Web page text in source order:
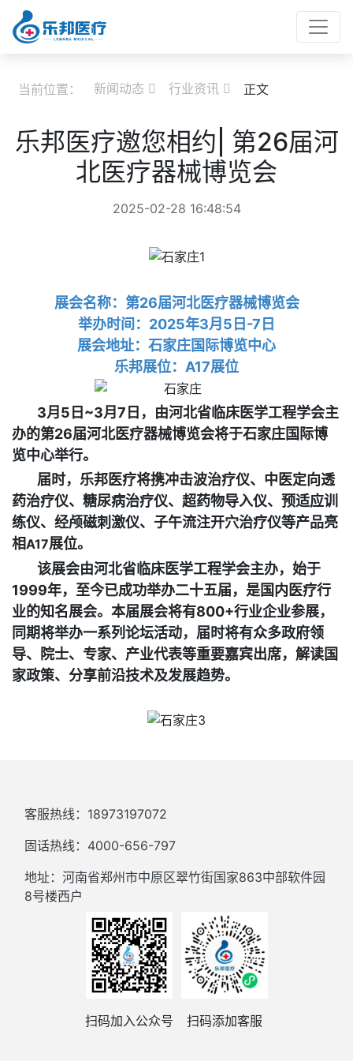
当前位置： 新闻动态  行业资讯  正文
乐邦医疗邀您相约| 第26届河
北医疗器械博览会
2025-02-28 16:48:54
展会名称：第26届河北医疗器械博览会
举办时间： 2025年3月5日-7日
展会地址：石家庄国际博览中心
乐邦展位： A17展位
3月5日~3月7日，由河北省临床医学工程学会主
办的第26届河北医疗器械博览会将于石家庄国际博
览中心举行。
届时，乐邦医疗将携冲击波治疗仪、 中医定向透
药治疗仪、糖尿病治疗仪、超药物导入仪、预适应训
练仪、经颅磁刺激仪、 子午流注开穴治疗仪等产品亮
相A17展位。
该展会由河北省临床医学工程学会主办，始于
1999年，至今已成功举办二十五届，是国内医疗行
业的知名展会。本届展会将有800+行业企业参展，
同期将举办一系列论坛活动，届时将有众多政府领
导、院士、专家、产业代表等重要嘉宾出席，解读国
家政策、分享前沿技术及发展趋势。
客服热线：18973197072
固话热线：4000-656-797
地址：河南省郑州市中原区翠竹街国家863中部软件园
8号楼西户
扫码加入公众号 扫码添加客服